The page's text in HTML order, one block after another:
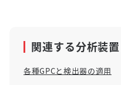
関連する分析装置
各種GPCと検出器の適用